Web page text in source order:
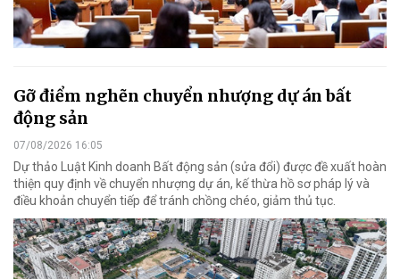
Gỡ điểm nghẽn chuyển nhượng dự án bất
động sản
07/08/2026 16:05
Dự thảo Luật Kinh doanh Bất động sản (sửa đổi) được đề xuất hoàn
thiện quy định về chuyển nhượng dự án, kế thừa hồ sơ pháp lý và
điều khoản chuyển tiếp để tránh chồng chéo, giảm thủ tục.